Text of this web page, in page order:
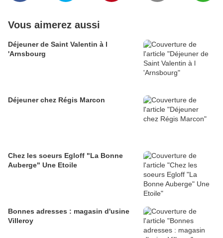
Vous aimerez aussi
Déjeuner de Saint Valentin à l
'Arnsbourg
Déjeuner chez Régis Marcon
Chez les soeurs Egloff "La Bonne
Auberge" Une Etoile
Bonnes adresses : magasin d'usine
Villeroy